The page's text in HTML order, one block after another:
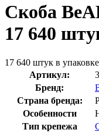
Скоба
17 640
17 640 штук в упаковке
Артикул:
Бренд:
Страна бренда:
Особенности
Тип крепежа